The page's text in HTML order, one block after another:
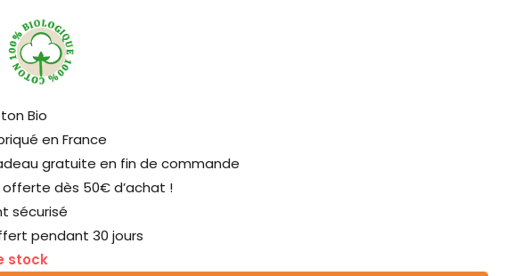
Bio
en France
gratuite en fin de commande
offerte dès 50€ d’achat !
sécurisé
pendant 30 jours
stock